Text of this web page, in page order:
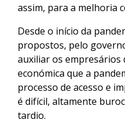
assim, para a melhoria
Desde o início da
propostos, pelo
auxiliar os
económica que a
processo de acesso e
é difícil, altamente
tardio.